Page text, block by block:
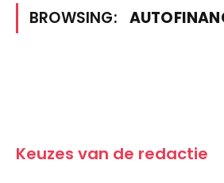
BROWSING:
Keuzes van de redactie